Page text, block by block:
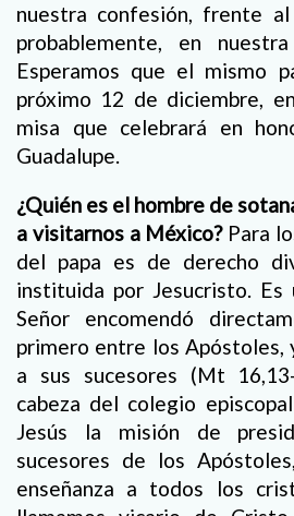
nuestra confesión, frente
probablemente, en
Esperamos que el mismo
próximo 12 de diciembre,
misa que celebrará en
Guadalupe.
¿Quién es el hombre de
a visitarnos a México?Para
del papa es de derecho
instituida por Jesucristo. Es
Señor encomendó
primero entre los Apóstoles,
a sus sucesores (Mt
cabeza del colegio
Jesús la misión de
sucesores de los
enseñanza a todos los